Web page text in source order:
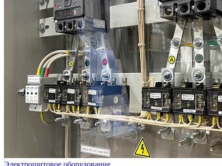
Электрощитовое оборудование